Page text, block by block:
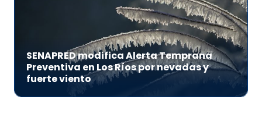
SENAPRED modifica Alerta Temprana
Preventiva en Los Ríos por nevadas y
fuerte viento